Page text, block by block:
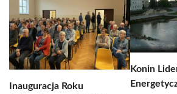
Inauguracja Roku
Konin